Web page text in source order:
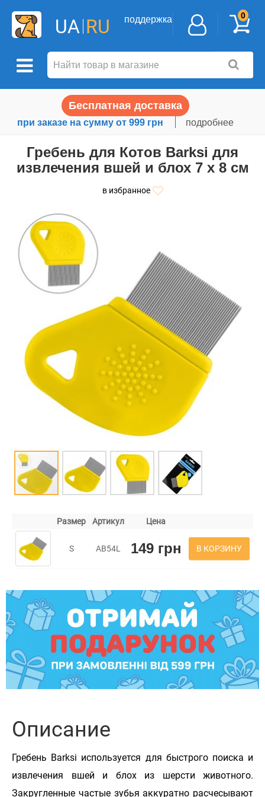
UA RU поддержка 0
Бесплатная доставка
при заказе на сумму от 999 грн подробнее
Гребень для Котов Barksi для
извлечения вшей и блох 7 х 8 см
в избранное
Размер Артикул Цена
S AB54L 149 грн В КОРЗИНУ
Описание
Гребень Barksi используется для быстрого поиска и
извлечения вшей и блох из шерсти животного.
Закругленные частые зубья аккуратно расчесывают